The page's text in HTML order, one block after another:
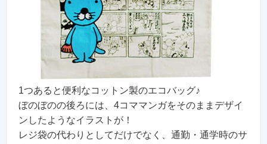
1つあると便利なコットン製のエコバッグ♪
ぼのぼのの後ろには、4コママンガをそのままデザイ
ンしたようなイラストが！
レジ袋の代わりとしてだけでなく、通勤・通学時のサ